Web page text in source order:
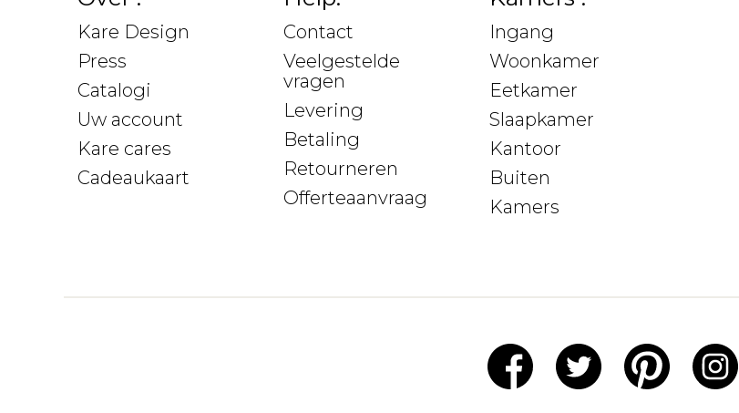
Kare Design
Press
Catalogi
Uw account
Kare cares
Cadeaukaart
Contact
Veelgestelde
vragen
Levering
Betaling
Retourneren
Offerteaanvraag
Ingang
Woonkamer
Eetkamer
Slaapkamer
Kantoor
Buiten
Kamers